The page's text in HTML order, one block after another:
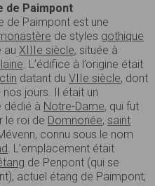
de Paimpont
de Paimpont est une
de styles gothique
au XIIIe siècle, située à
. L’édifice à l’origine était
datant du VIIe siècle, dont
nos jours. Il était un
dédié à Notre-Dame, qui fut
le roi de Domnonée, saint
connu sous le nom
. L’emplacement était
de Penpont (qui se
actuel étang de Paimpont;